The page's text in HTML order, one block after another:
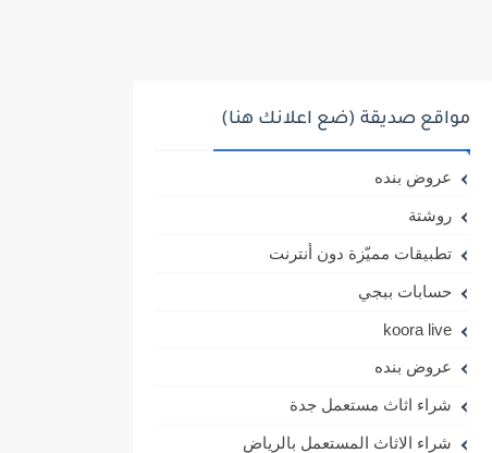
مواقع صديقة (ضع اعلانك هنا)
عروض بنده
روشتة
تطبيقات مميّزة دون أنترنت
حسابات ببجي
koora live
عروض بنده
شراء اثاث مستعمل جدة
شراء الاثاث المستعمل بالرياض